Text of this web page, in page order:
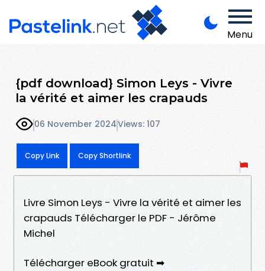
Menu
{pdf download} Simon Leys - Vivre
la vérité et aimer les crapauds
06 November 2024Views: 107
Copy Link Copy Shortlink
Livre Simon Leys - Vivre la vérité et aimer les
crapauds Télécharger le PDF - Jérôme
Michel
Télécharger eBook gratuit ➡